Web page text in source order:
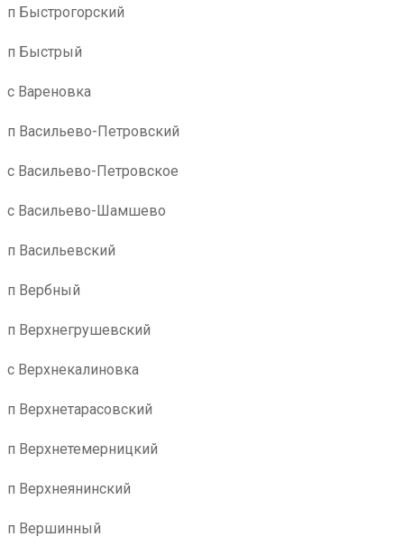
п Быстрогорский
п Быстрый
с Вареновка
п Васильево-Петровский
с Васильево-Петровское
с Васильево-Шамшево
п Васильевский
п Вербный
п Верхнегрушевский
с Верхнекалиновка
п Верхнетарасовский
п Верхнетемерницкий
п Верхнеянинский
п Вершинный